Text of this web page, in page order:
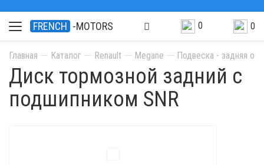
FRENCH -MOTORS 0 0
Главная Каталог Renault Megane Подвеска - задняя ось
Диск тормозной задний с
подшипником SNR